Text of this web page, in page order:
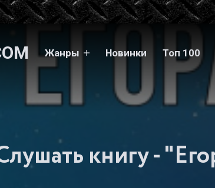
Жанры Новинки Топ 100